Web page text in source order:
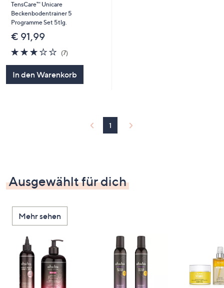
um
diese
anzuzeigen.
TensCare™ Unicare
Beckenbodentrainer 5
Programme Set 5tlg.
€ 91,99
3.0
von
(7)7
In den Warenkorb
1
Ausgewählt für dich
Mehr sehen